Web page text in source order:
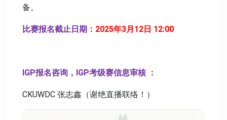
备。
比赛报名截止日期： 2025年3月12日 12:00
IGP报名咨询，IGP考级赛信息审核 ：
CKUWDC 张志鑫（谢绝直播联络！）